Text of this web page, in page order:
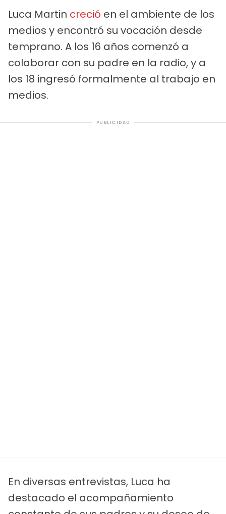
Luca Martin creció en el ambiente de los
medios y encontró su vocación desde
temprano. A los 16 años comenzó a
colaborar con su padre en la radio, y a
los 18 ingresó formalmente al trabajo en
medios.
PUBLICIDAD
En diversas entrevistas, Luca ha
destacado el acompañamiento